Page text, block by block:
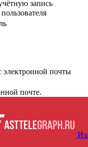
запись
электронной почты
почте.